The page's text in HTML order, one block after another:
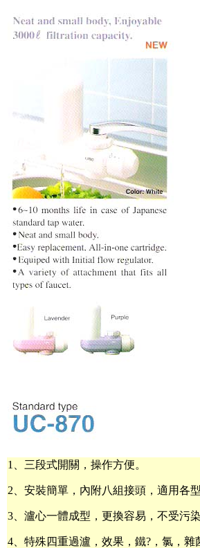
1、三段式開關，操作方便。
2、安裝簡單，內附八組接頭，適用各型
3、瀘心一體成型，更換容易，不受污染
4、特殊四重過瀘，效果，鐵?，氯，雜